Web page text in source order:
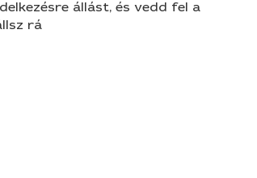
állást, és vedd fel a
rá